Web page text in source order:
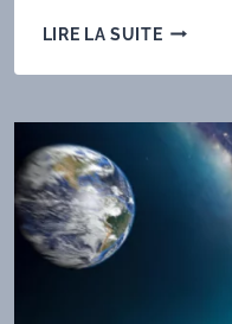
LIRE LA SUITEPRÊT
CE
QU'IL
VOUS